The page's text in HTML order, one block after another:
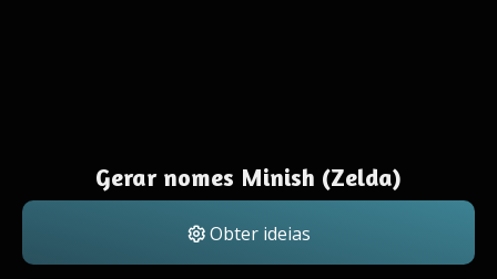
Gerar nomes Minish (Zelda)
Obter ideias